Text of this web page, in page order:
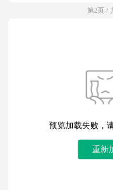
第2页 /
预览加载失败，
重新